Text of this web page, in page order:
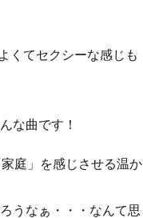
くてセクシーな感じも
な曲です！
庭」を感じさせる温か
うなぁ・・・なんて思